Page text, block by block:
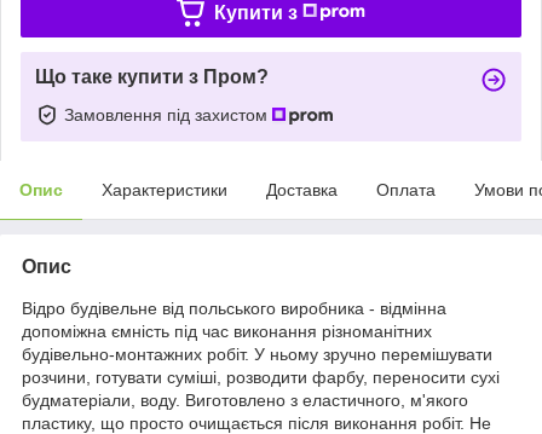
Купити з
Що таке купити з Пром?
Замовлення під захистом
Опис Характеристики Доставка Оплата Умови
Опис
Відро будівельне від польського виробника - відмінна
допоміжна ємність під час виконання різноманітних
будівельно-монтажних робіт. У ньому зручно перемішувати
розчини, готувати суміші, розводити фарбу, переносити сухі
будматеріали, воду. Виготовлено з еластичного, м'якого
пластику, що просто очищається після виконання робіт. Не